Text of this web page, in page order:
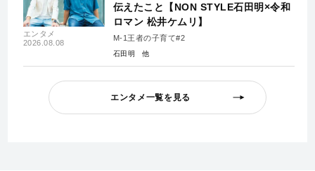
エンタメ
2026.08.08
伝えたこと【NON STYLE石田明×令和
ロマン 松井ケムリ】
M-1王者の子育て#2
石田明
エンタメ一覧を見る